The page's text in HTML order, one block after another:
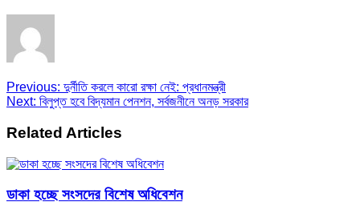
Previous: দুর্নীতি করলে কারো রক্ষা নেই: প্রধানমন্ত্রী
Next: বিলুপ্ত হবে বিদ্যমান পেনশন, সর্বজনীনে অনড় সরকার
Related Articles
ডাকা হচ্ছে সংসদের বিশেষ অধিবেশন